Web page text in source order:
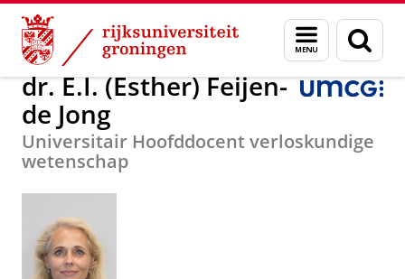
Skip
Content
Skip
Navigation
Menu
en
zoeken
Over ons dr. E.I. (Esther) Feijen-de Jong
dr. E.I. (Esther) Feijen-
de Jong
Universitair Hoofddocent verloskundige
wetenschap